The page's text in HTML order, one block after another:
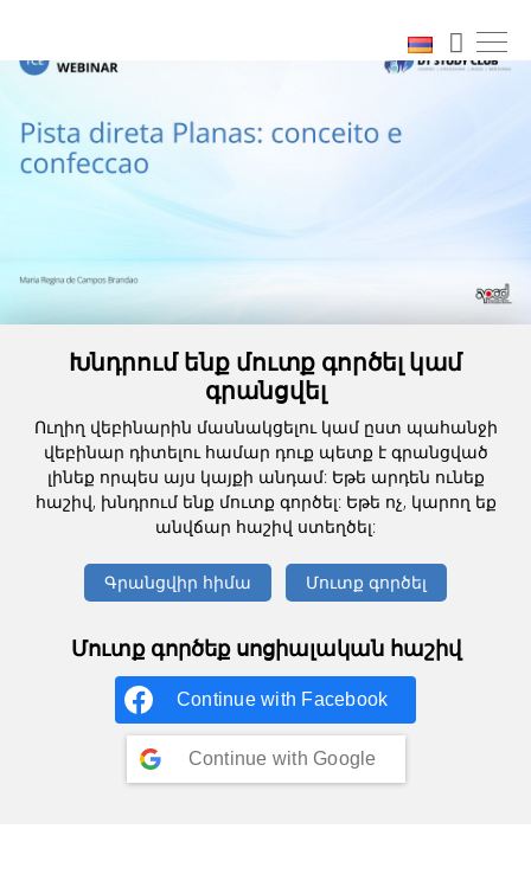
Խնդրում ենք մուտք գործել կամ
գրանցվել
Ուղիղ վեբինարին մասնակցելու կամ ըստ պահանջի
վեբինար դիտելու համար դուք պետք է գրանցված
լինեք որպես այս կայքի անդամ: Եթե արդեն ունեք
հաշիվ, խնդրում ենք մուտք գործել: Եթե ոչ, կարող եք
անվճար հաշիվ ստեղծել:
Գրանցվիր հիմա Մուտք գործել
Մուտք գործեք սոցիալական հաշիվ
Continue with Facebook
Continue with Google